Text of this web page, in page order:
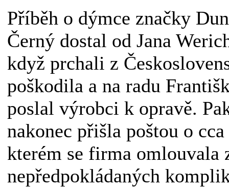
Příběh o dýmce značky
Černý dostal od Jana
když prchali z
poškodila a na radu
poslal výrobci k opravě.
nakonec přišla poštou o
kterém se firma omlouvala
nepředpokládaných